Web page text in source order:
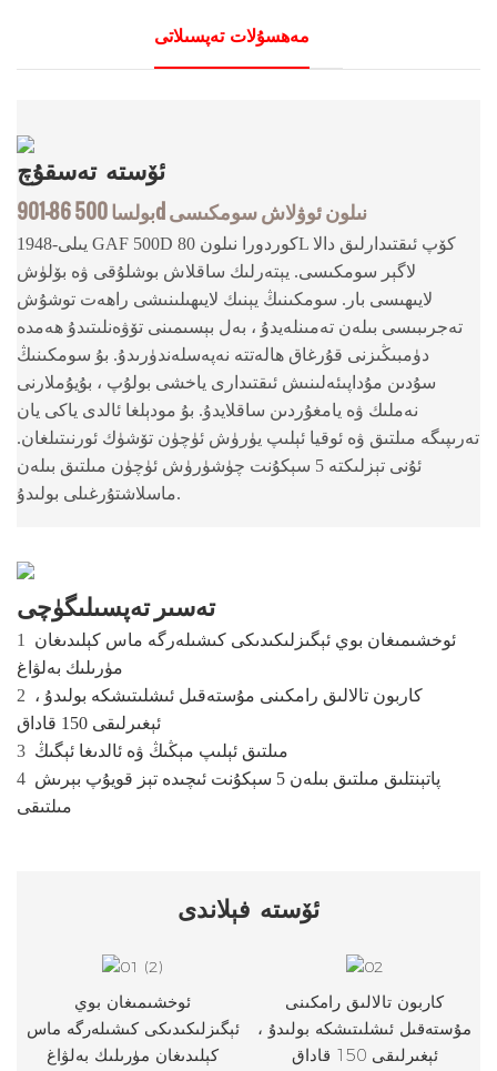
مەھسۇلات تەپسىلاتى
ئۆستە تەسقۇچ
901-86 بولسا 500d نىلون ئوۋلاش سومكىسى
1948-يىلى GAF 500D كوردورا نىلون 80L كۆپ ئىقتىدارلىق دالا
لاگېر سومكىسى. يېتەرلىك ساقلاش بوشلۇقى ۋە بۆلۈش
لايىھىسى بار. سومكىنىڭ يېنىك لايىھىلىنىشى راھەت توشۇش
تەجرىبىسى بىلەن تەمىنلەيدۇ ، بەل بېسىمىنى تۆۋەنلىتىدۇ ھەمدە
دۈمبىڭىزنى قۇرغاق ھالەتتە نەپەسلەندۈرىدۇ. بۇ سومكىنىڭ
سۇدىن مۇداپىئەلىنىش ئىقتىدارى ياخشى بولۇپ ، بۇيۇملارنى
نەملىك ۋە يامغۇردىن ساقلايدۇ. بۇ مودېلغا ئالدى ياكى يان
تەرىپىگە مىلتىق ۋە ئوقيا ئېلىپ يۈرۈش ئۈچۈن تۆشۈك ئورنىتىلغان.
ئۇنى تېزلىكتە 5 سېكۇنت چۈشۈرۈش ئۈچۈن مىلتىق بىلەن
ماسلاشتۇرغىلى بولىدۇ.
تەسىر تەپسىلىگۈچى
1
2
3 مىلتىق ئېلىپ مېڭىڭ ۋە ئالدىغا ئېگىڭ
4
مىلتىقى
ئۆستە فېلاندى
ئوخشىمىغان بوي
ئېگىزلىكىدىكى كىشىلەرگە ماس
كېلىدىغان مۈرىلىك بەلۋاغ
كاربون تالالىق رامكىنى
مۇستەقىل ئىشلىتىشكە بولىدۇ ،
ئېغىرلىقى 150 قاداق